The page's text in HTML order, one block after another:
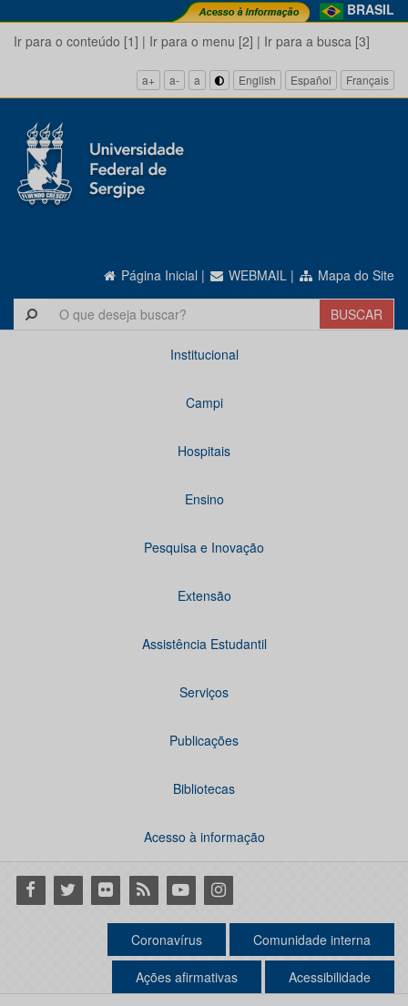
BRASIL
Ir para o conteúdo [1] | Ir para o menu [2] | Ir para a busca [3]
a+ a- a English Español Français
Página Inicial | WEBMAIL | Mapa do Site
Institucional
Campi
Hospitais
Ensino
Pesquisa e Inovação
Extensão
Assistência Estudantil
Serviços
Publicações
Bibliotecas
Acesso à informação
Facebook
Twitter Flickr RSS YoutubeInstagram
Coronavírus Comunidade interna
Ações afirmativas Acessibilidade